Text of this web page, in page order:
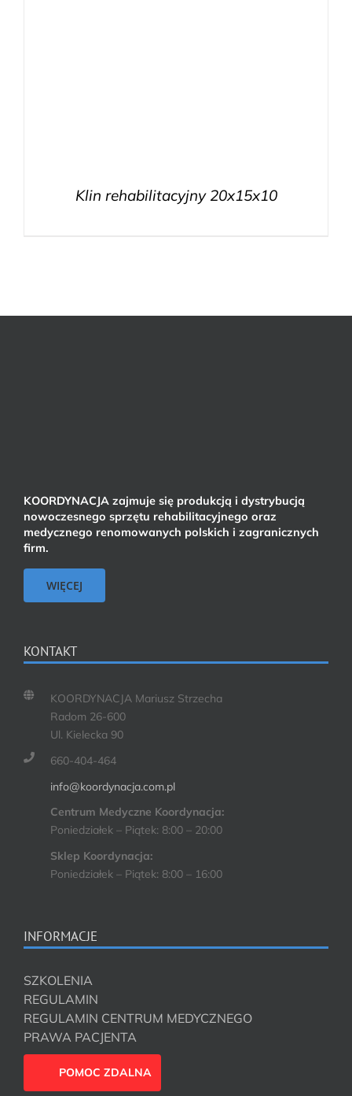
Klin rehabilitacyjny 20x15x10
KOORDYNACJA zajmuje się produkcją i dystrybucją
nowoczesnego sprzętu rehabilitacyjnego oraz
medycznego renomowanych polskich i zagranicznych
firm.
WIĘCEJ
KONTAKT
KOORDYNACJA Mariusz Strzecha
Radom 26-600
Ul. Kielecka 90
660-404-464
info@koordynacja.com.pl
Centrum Medyczne Koordynacja:
Poniedziałek – Piątek: 8:00 – 20:00
Sklep Koordynacja:
Poniedziałek – Piątek: 8:00 – 16:00
INFORMACJE
SZKOLENIA
REGULAMIN
REGULAMIN CENTRUM MEDYCZNEGO
PRAWA PACJENTA
POMOC ZDALNA